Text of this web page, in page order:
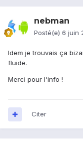
nebman
Posté(e) 6 juin
Idem je trouvais ça
fluide.
Merci pour l'info !
Citer